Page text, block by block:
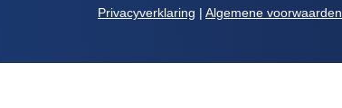
Privacyverklaring | Algemene voorwaarden